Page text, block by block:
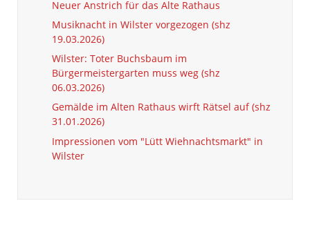
Neuer Anstrich für das Alte Rathaus
Musiknacht in Wilster vorgezogen (shz
19.03.2026)
Wilster: Toter Buchsbaum im
Bürgermeistergarten muss weg (shz
06.03.2026)
Gemälde im Alten Rathaus wirft Rätsel auf (shz
31.01.2026)
Impressionen vom "Lütt Wiehnachtsmarkt" in
Wilster